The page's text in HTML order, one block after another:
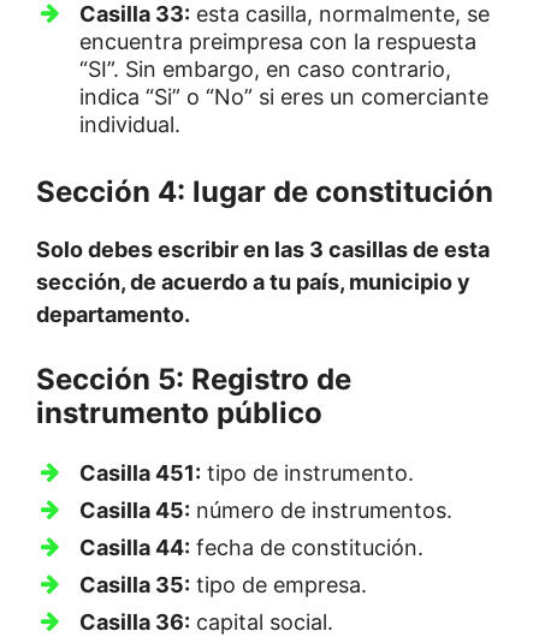
Casilla 33: esta casilla, normalmente, se
encuentra preimpresa con la respuesta
“SI”. Sin embargo, en caso contrario,
indica “Si” o “No” si eres un comerciante
individual.
Sección 4: lugar de constitución
Solo debes escribir en las 3 casillas de esta
sección, de acuerdo a tu país, municipio y
departamento.
Sección 5: Registro de
instrumento público
Casilla 451: tipo de instrumento.
Casilla 45: número de instrumentos.
Casilla 44: fecha de constitución.
Casilla 35: tipo de empresa.
Casilla 36: capital social.